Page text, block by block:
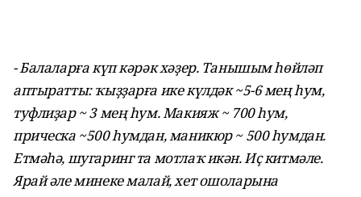
- Балаларға күп кәрәк хәҙер. Танышым һөйләп
аптыратты: ҡыҙҙарға ике күлдәк ~5-6 мең һум,
туфлиҙар ~ 3 мең һум. Макияж ~ 700 һум,
прическа ~500 һумдан, маникюр ~ 500 һумдан.
Етмәһә, шугаринг та мотлаҡ икән. Иҫ китмәле.
Ярай әле минеке малай, хет ошоларына